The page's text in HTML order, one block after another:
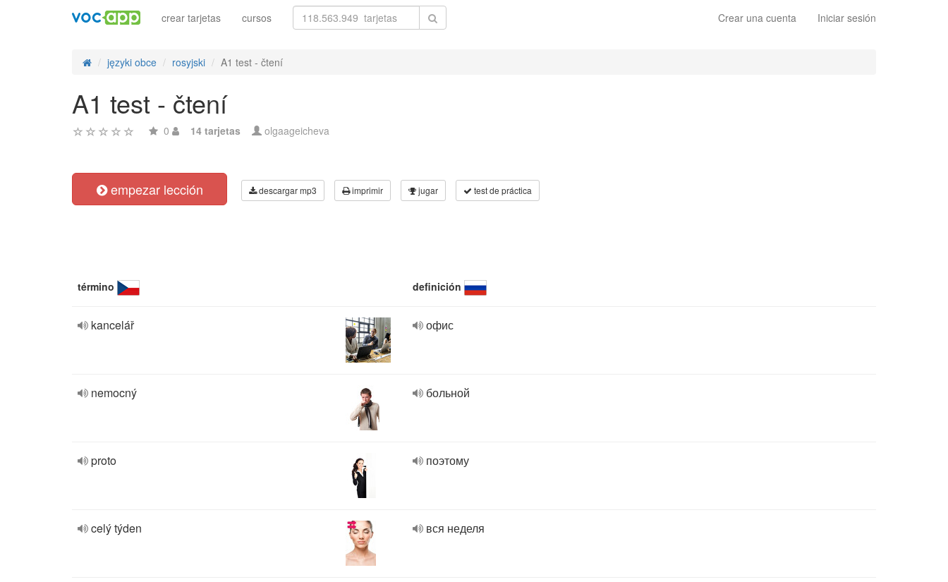
Crear una cuenta Iniciar sesión
crear tarjetas cursos
języki obce rosyjski A1 test - čtení
A1 test - čtení
0 14 tarjetas olgaageicheva
empezar lección descargar mp3 imprimir jugar test de práctica
término definición
kancelář офис
nemocný больной
proto поэтому
celý týden вся неделя